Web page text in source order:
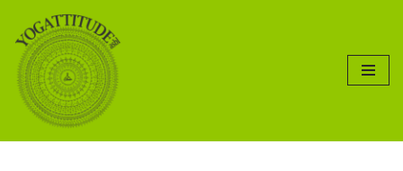
Aller
au
contenu